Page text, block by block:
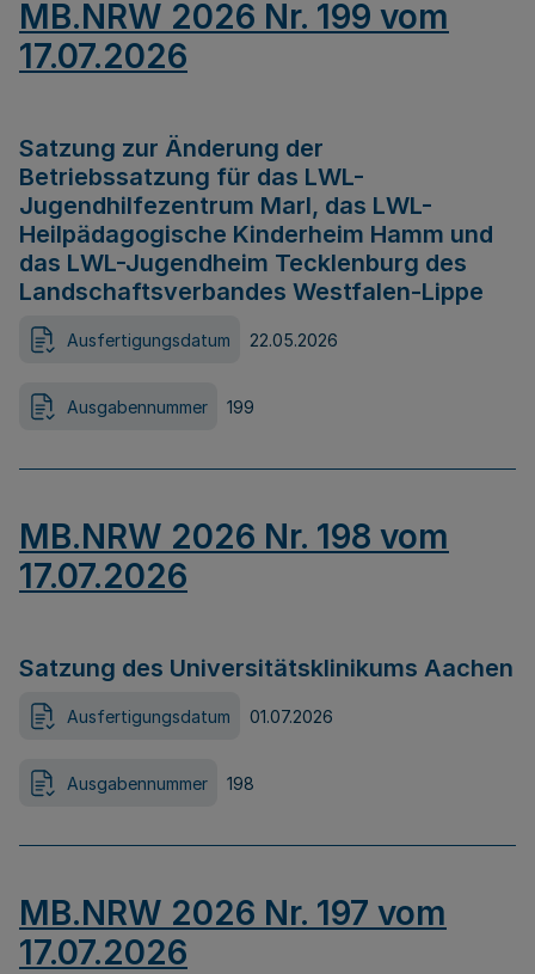
MB.NRW 2026 Nr. 199 vom
17.07.2026
Satzung zur Änderung der
Betriebssatzung für das LWL-
Jugendhilfezentrum Marl, das LWL-
Heilpädagogische Kinderheim Hamm und
das LWL-Jugendheim Tecklenburg des
Landschaftsverbandes Westfalen-Lippe
Ausfertigungsdatum 22.05.2026
Ausgabennummer 199
MB.NRW 2026 Nr. 198 vom
17.07.2026
Satzung des Universitätsklinikums Aachen
Ausfertigungsdatum 01.07.2026
Ausgabennummer 198
MB.NRW 2026 Nr. 197 vom
17.07.2026